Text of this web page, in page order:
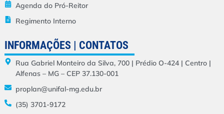
Agenda do Pró-Reitor
Regimento Interno
INFORMAÇÕES | CONTATOS
Rua Gabriel Monteiro da Silva, 700 | Prédio O-424 | Centro |
Alfenas – MG – CEP 37.130-001
proplan@unifal-mg.edu.br
(35) 3701-9172